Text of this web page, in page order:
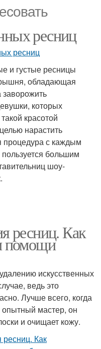
ресниц
и густые ресницы
обладающая
которых
красотой
нарастить
процедура с каждым
большим
шоу-
ресниц. Как
помощи
искусственных
ведь это
Лучше всего, когда
мастер, он
и очищает кожу.